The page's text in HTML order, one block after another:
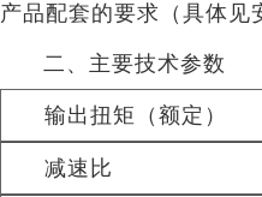
产品配套的要求（具体见
二、主要技术参数
输出扭矩（额定）
减速比